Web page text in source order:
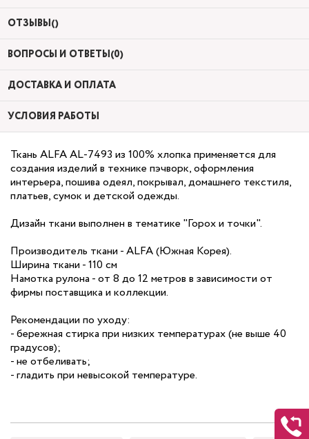
ОТЗЫВЫ()
ВОПРОСЫ И ОТВЕТЫ(0)
ДОСТАВКА И ОПЛАТА
УСЛОВИЯ РАБОТЫ
Ткань ALFA AL-7493 из 100% хлопка применяется для
создания изделий в технике пэчворк, оформления
интерьера, пошива одеял, покрывал, домашнего текстиля,
платьев, сумок и детской одежды.
Дизайн ткани выполнен в тематике "Горох и точки".
Производитель ткани - ALFA (Южная Корея).
Ширина ткани - 110 см
Намотка рулона - от 8 до 12 метров в зависимости от
фирмы поставщика и коллекции.
Рекомендации по уходу:
- бережная стирка при низких температурах (не выше 40
градусов);
- не отбеливать;
- гладить при невысокой температуре.